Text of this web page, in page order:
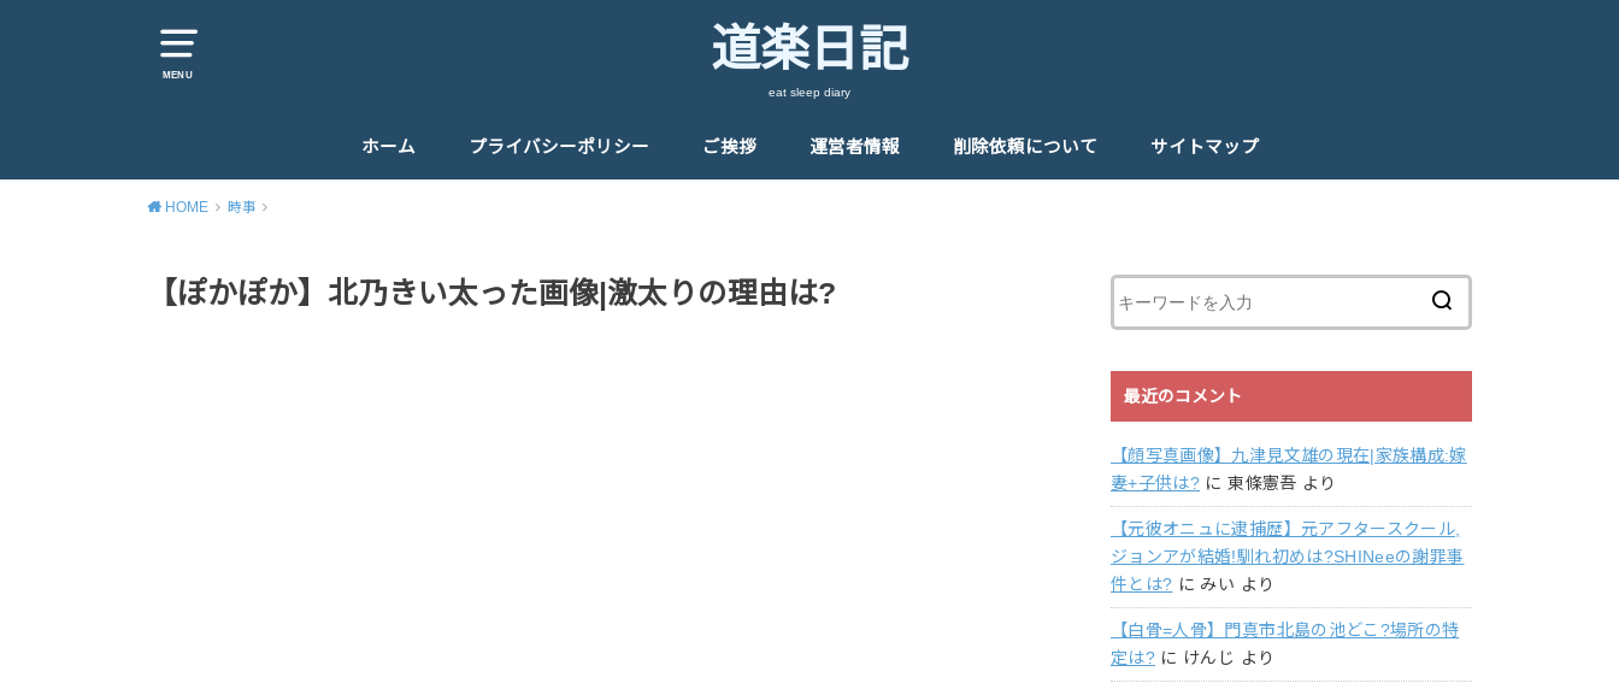
MENU 道楽日記
eat sleep diary
ホーム プライバシーポリシー ご挨拶 運営者情報 削除依頼について サイトマップ
HOME 時事
【ぽかぽか】北乃きい太った画像|激太りの理由は?
最近のコメント
【顔写真画像】九津見文雄の現在|家族構成:嫁
妻+子供は? に東條憲吾 より
【元彼オニュに逮捕歴】元アフタースクール,
ジョンアが結婚!馴れ初めは?SHINeeの謝罪事
件とは? に みい より
【白骨=人骨】門真市北島の池どこ?場所の特
定は? に けんじ より